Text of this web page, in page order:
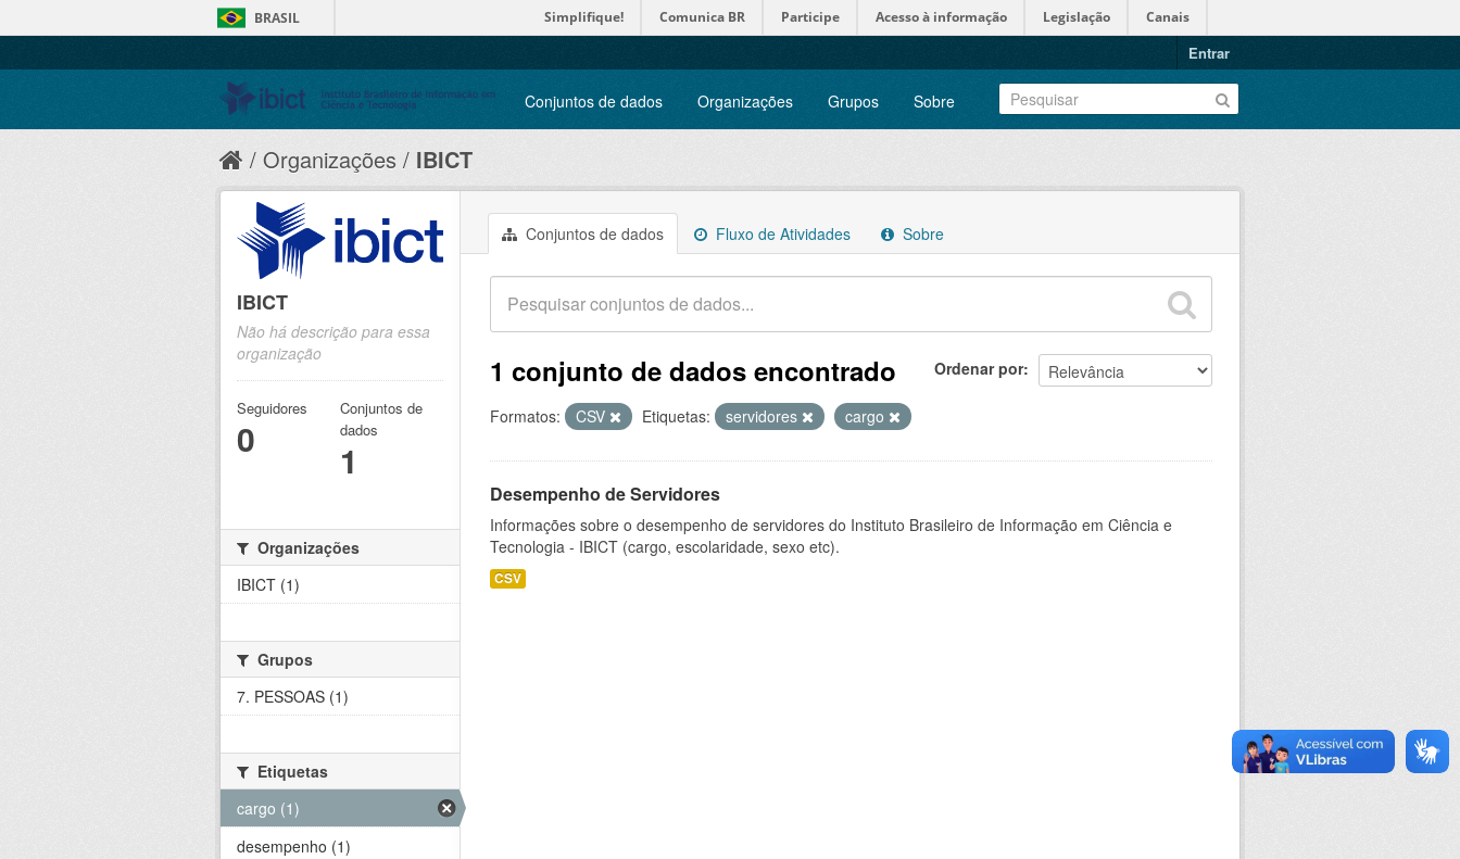
BRASIL Simplifique! Comunica BR Participe Acesso à informação Legislação Canais
Entrar
Conjuntos de dados Organizações Grupos Sobre
Organizações IBICT
Conjuntos de dados Fluxo de Atividades Sobre
Ordenar por
1 conjunto de dados encontrado
Formatos: CSV Etiquetas: servidores cargo
Desempenho de Servidores
Informações sobre o desempenho de servidores do Instituto Brasileiro de Informação em Ciência e
Tecnologia - IBICT (cargo, escolaridade, sexo etc).
CSV
IBICT
Não há descrição para essa
organização
Seguidores
0
Conjuntos de
dados
1
Organizações
IBICT (1)
Grupos
7. PESSOAS (1)
Etiquetas
cargo (1)
desempenho (1)